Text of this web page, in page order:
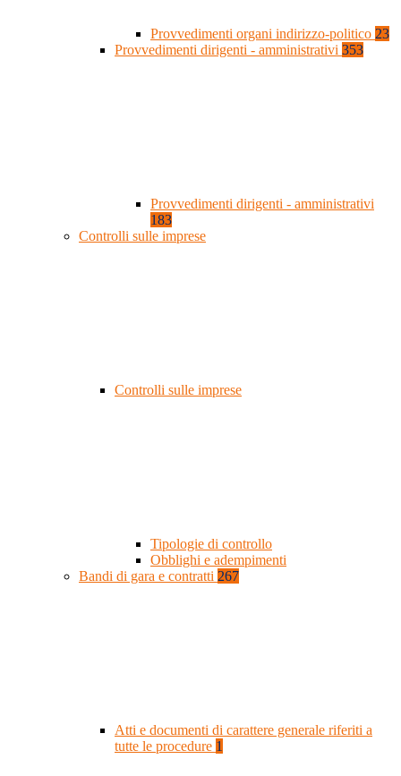
Provvedimenti organi indirizzo-politico 23
Provvedimenti dirigenti - amministrativi 353
Provvedimenti dirigenti - amministrativi
183
Controlli sulle imprese
Controlli sulle imprese
Tipologie di controllo
Obblighi e adempimenti
Bandi di gara e contratti 267
Atti e documenti di carattere generale riferiti a
tutte le procedure 1